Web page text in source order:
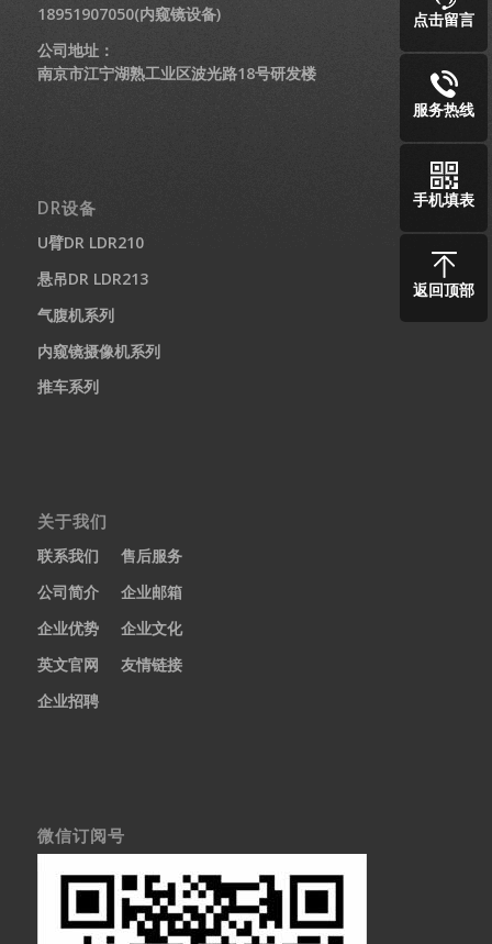
18951907050(内窥镜设备)
公司地址：
南京市江宁湖熟工业区波光路18号研发楼
DR设备
U臂DR LDR210
悬吊DR LDR213
气腹机系列
内窥镜摄像机系列
推车系列
关于我们
联系我们
售后服务
公司简介
企业邮箱
企业优势
企业文化
英文官网
友情链接
企业招聘
微信订阅号
点击留言
服务热线
手机填表
返回顶部